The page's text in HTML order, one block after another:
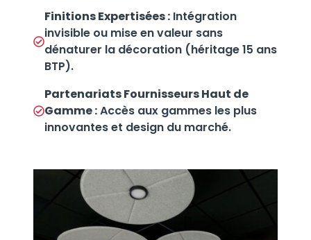
Finitions Expertisées : Intégration
invisible ou mise en valeur sans
dénaturer la décoration (héritage 15 ans
BTP).
Partenariats Fournisseurs Haut de
Gamme :Accès aux gammes les plus
innovantes et design du marché.